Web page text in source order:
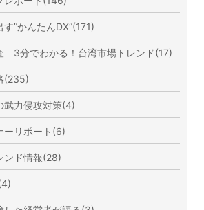
”かんたんDX”(171)
3分でわかる！台湾市場トレンド(17)
(235)
武力侵攻対策(4)
ーリポート(6)
ンド情報(28)